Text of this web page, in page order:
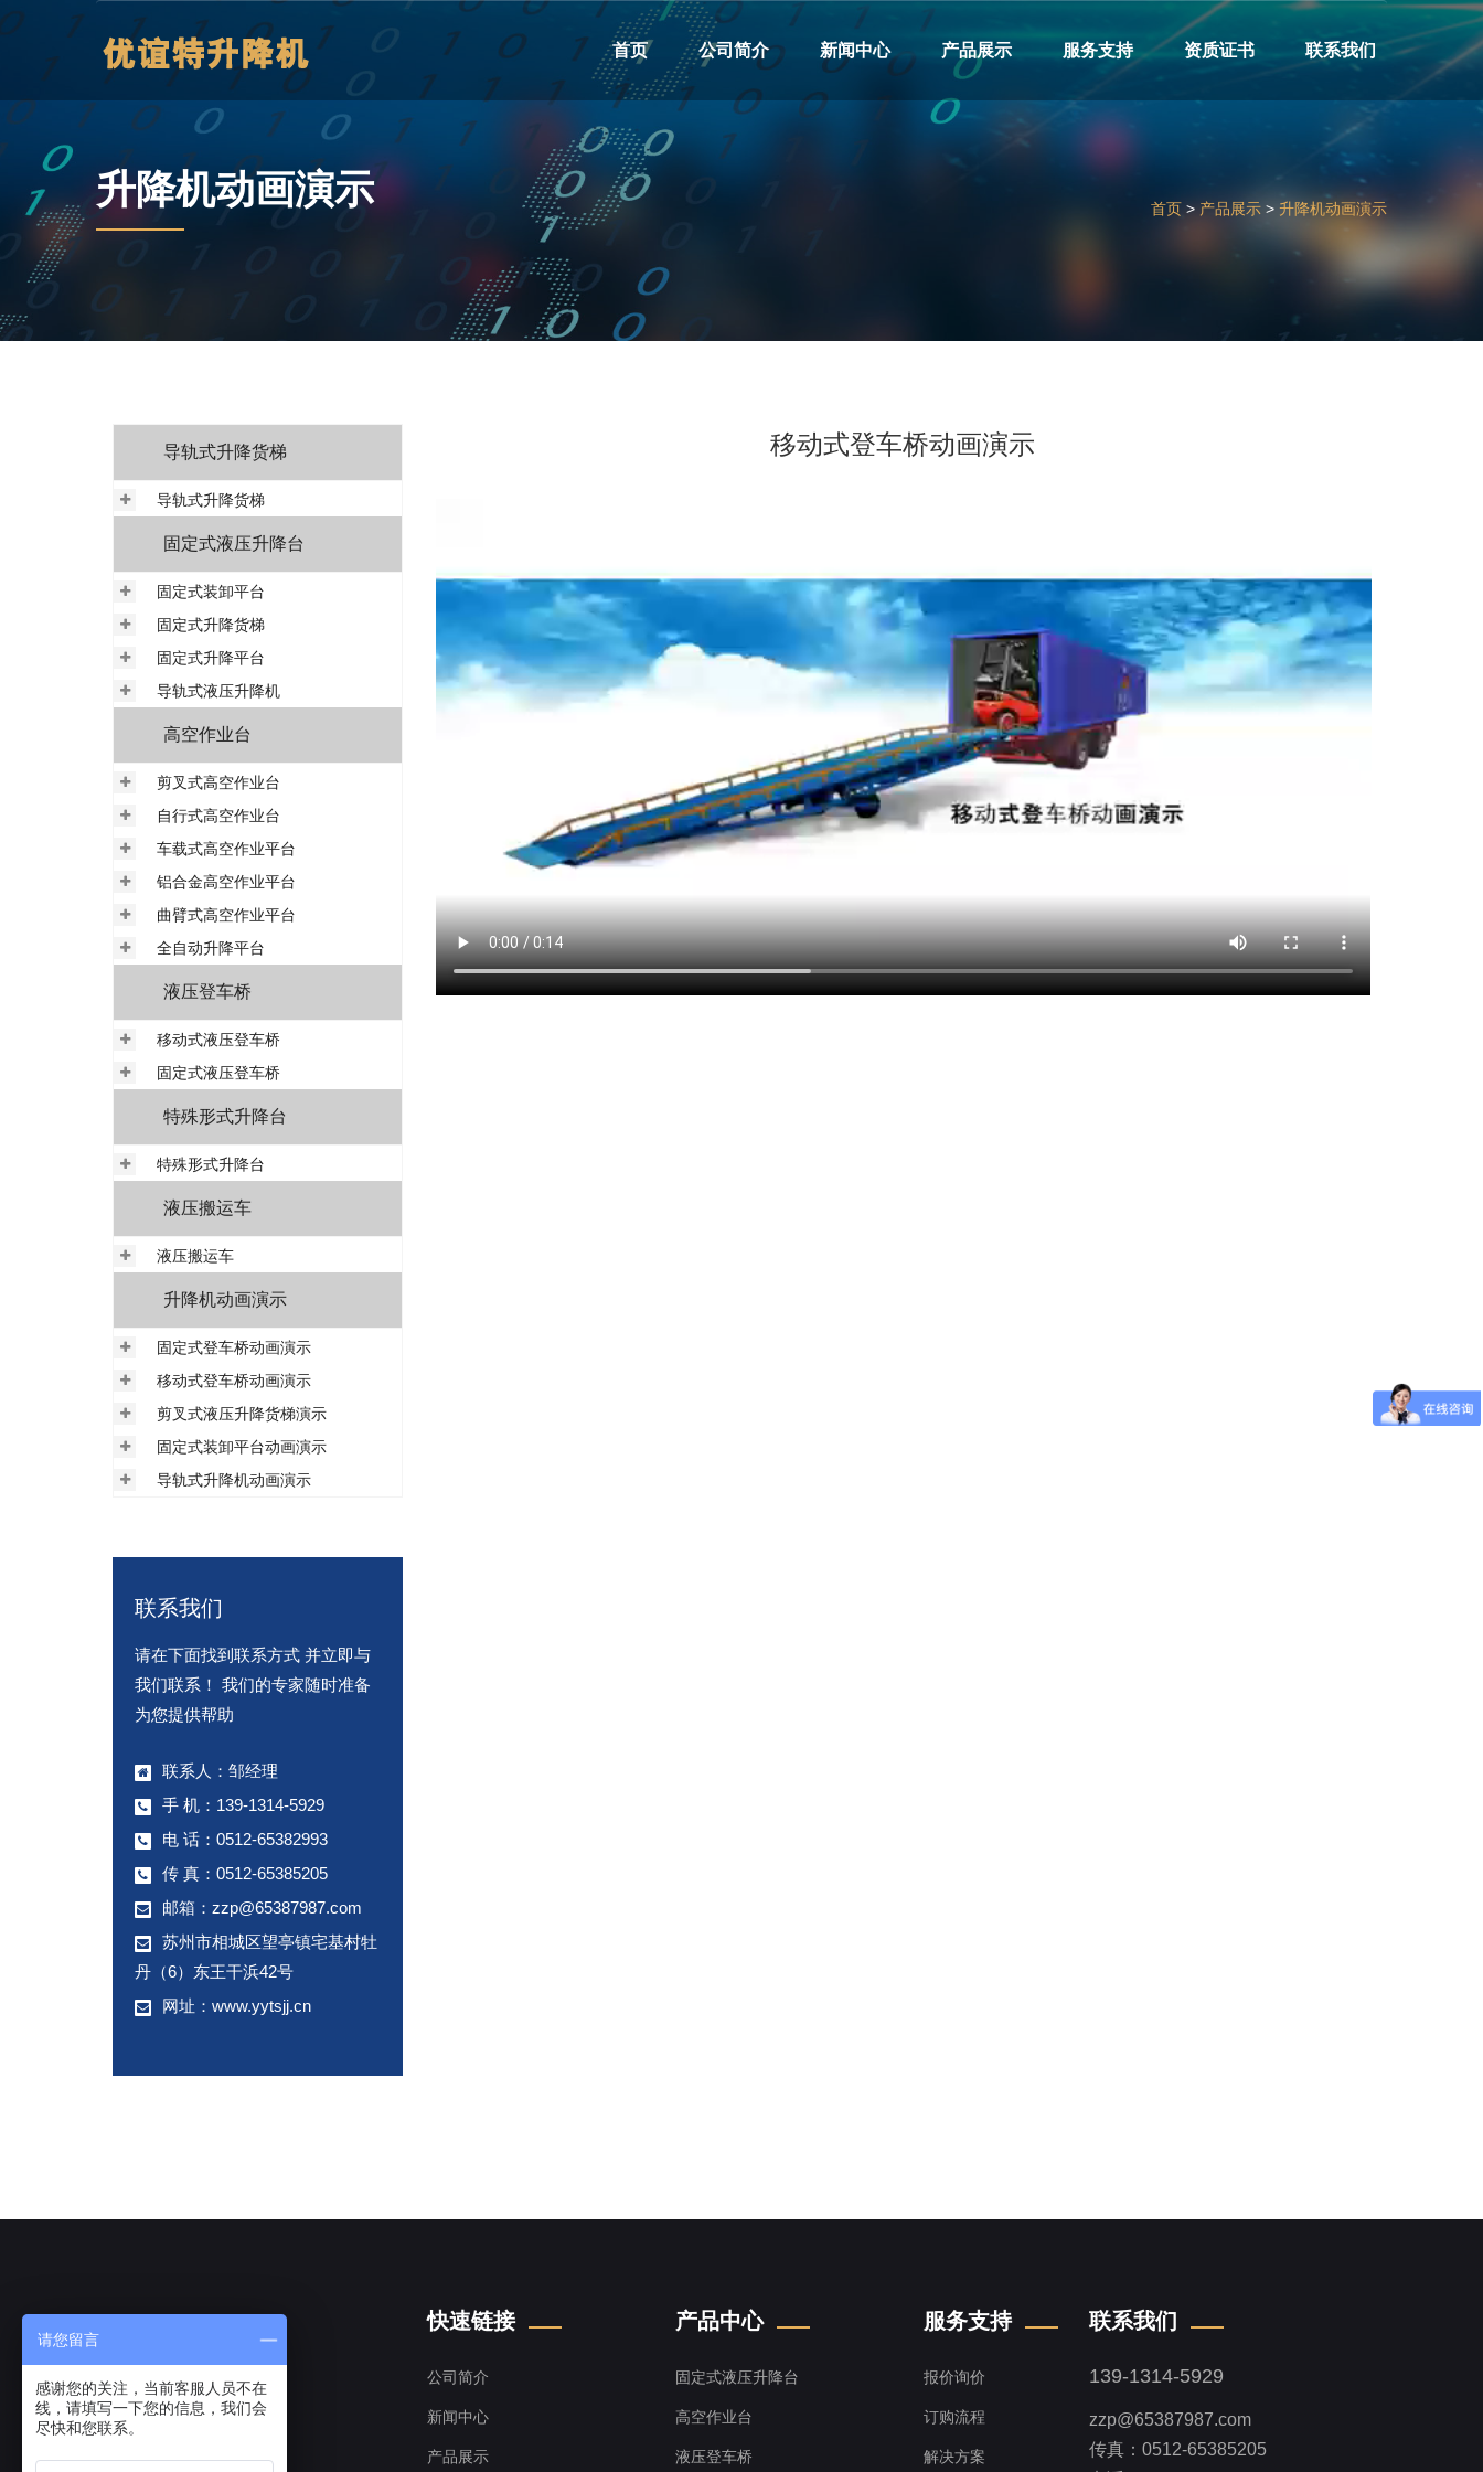
首页 公司简介 新闻中心 产品展示 服务支持 资质证书 联系我们
升降机动画演示 首页 > 产品展示 > 升降机动画演示
导轨式升降货梯
导轨式升降货梯
固定式液压升降台
固定式装卸平台
固定式升降货梯
固定式升降平台
导轨式液压升降机
高空作业台
剪叉式高空作业台
自行式高空作业台
车载式高空作业平台
铝合金高空作业平台
曲臂式高空作业平台
全自动升降平台
液压登车桥
移动式液压登车桥
固定式液压登车桥
特殊形式升降台
特殊形式升降台
液压搬运车
液压搬运车
升降机动画演示
固定式登车桥动画演示
移动式登车桥动画演示
剪叉式液压升降货梯演示
固定式装卸平台动画演示
导轨式升降机动画演示
联系我们
请在下面找到联系方式 并立即与
我们联系！ 我们的专家随时准备
为您提供帮助
联系人：邹经理
手 机：139-1314-5929
电 话：0512-65382993
传 真：0512-65385205
邮箱： zzp@65387987.com
苏州市相城区望亭镇宅基村牡
丹（6）东王干浜42号
网址：www.yytsjj.cn
移动式登车桥动画演示
快速链接
公司简介
新闻中心
产品展示
产品中心
固定式液压升降台
高空作业台
液压登车桥
服务支持
报价询价
订购流程
解决方案
联系我们
139-1314-5929
zzp@65387987.com
传真：0512-65385205
请您留言
感谢您的关注，当前客服人员不在
线，请填写一下您的信息，我们会
尽快和您联系。